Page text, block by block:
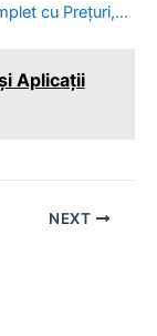
cu Prețuri,…
Aplicații
NEXT